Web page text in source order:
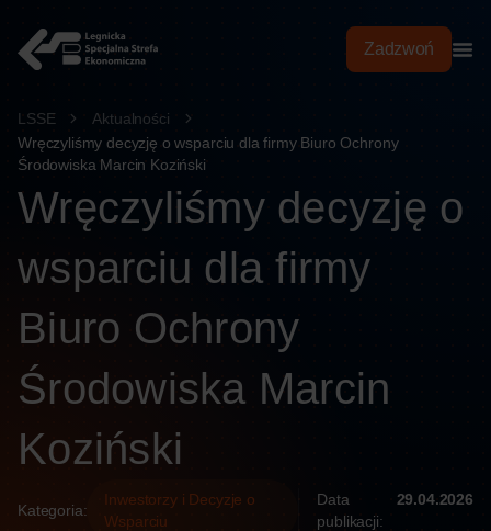
treści
Zadzwoń
LSSE
Aktualności
Wręczyliśmy decyzję o wsparciu dla firmy Biuro Ochrony
Środowiska Marcin Koziński
Wręczyliśmy decyzję o
wsparciu dla firmy
Biuro Ochrony
Środowiska Marcin
Koziński
Kategoria:
Inwestorzy i Decyzje o
Wsparciu
Data
publikacji:
29.04.2026